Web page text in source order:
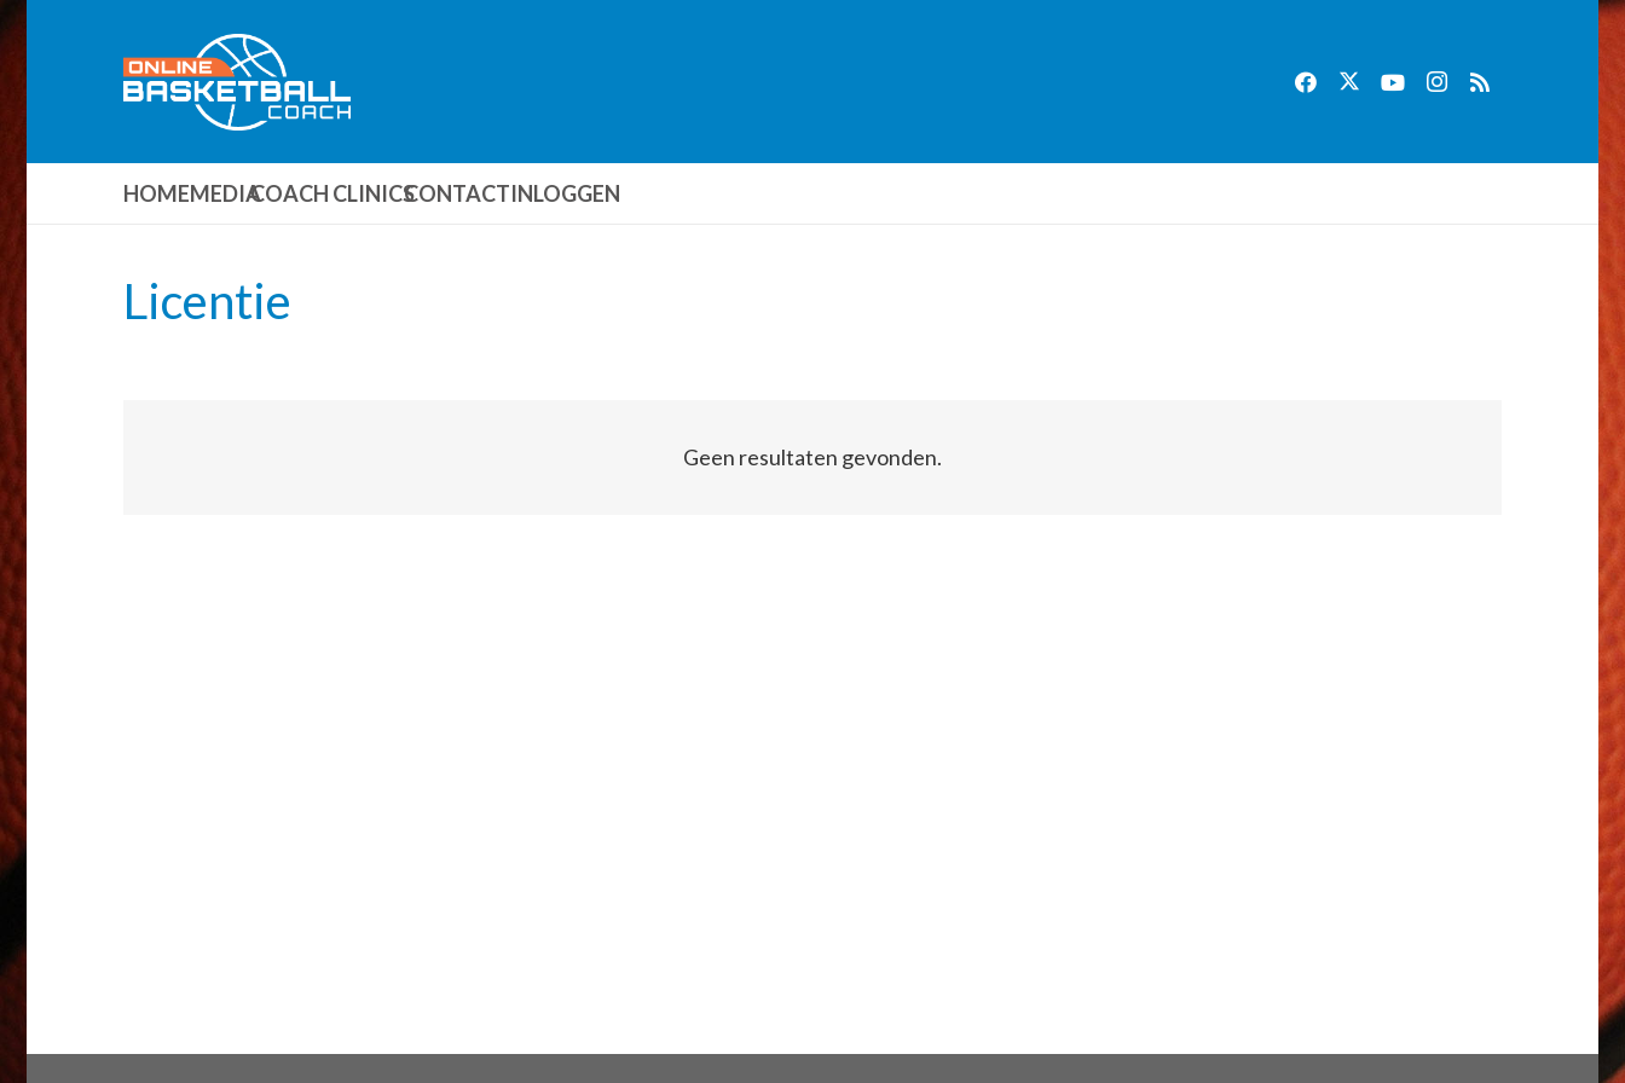
HOMEMEDIACOACH CLINICSCONTACTINLOGGEN
Licentie
Geen resultaten gevonden.